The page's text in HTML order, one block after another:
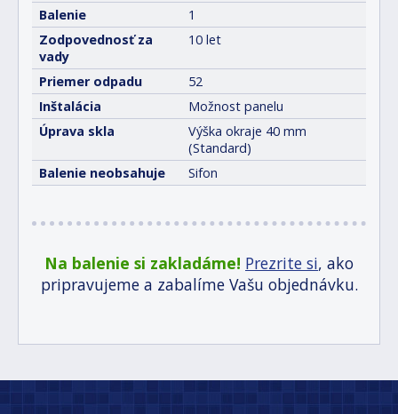
Balenie
1
Zodpovednosť za
vady
10 let
Priemer odpadu
52
Inštalácia
Možnost panelu
Úprava skla
Výška okraje 40 mm
(Standard)
Balenie neobsahuje
Sifon
Na balenie si zakladáme! Prezrite si, ako
pripravujeme a zabalíme Vašu objednávku.